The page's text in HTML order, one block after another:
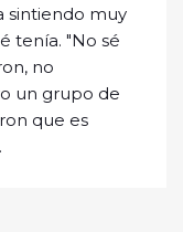
sintiendo muy
tenía. "No sé
no
un grupo de
que es